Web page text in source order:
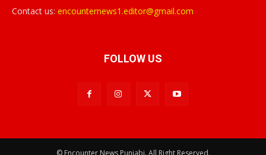
Contact us: encounternews1.editor@gmail.com
FOLLOW US